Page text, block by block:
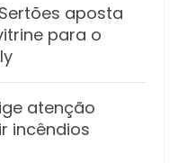
aposta
para o
atenção
incêndios